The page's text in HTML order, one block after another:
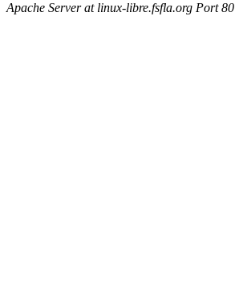
Apache Server at linux-libre.fsfla.org Port 80